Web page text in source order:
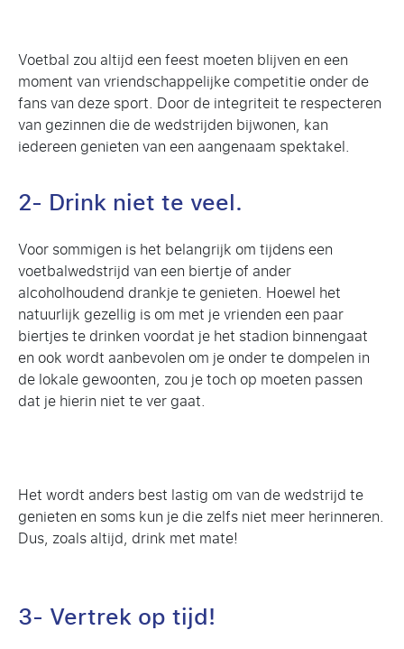
Voetbal zou altijd een feest moeten blijven en een
moment van vriendschappelijke competitie onder de
fans van deze sport. Door de integriteit te respecteren
van gezinnen die de wedstrijden bijwonen, kan
iedereen genieten van een aangenaam spektakel.
2- Drink niet te veel.
Voor sommigen is het belangrijk om tijdens een
voetbalwedstrijd van een biertje of ander
alcoholhoudend drankje te genieten. Hoewel het
natuurlijk gezellig is om met je vrienden een paar
biertjes te drinken voordat je het stadion binnengaat
en ook wordt aanbevolen om je onder te dompelen in
de lokale gewoonten, zou je toch op moeten passen
dat je hierin niet te ver gaat.
Het wordt anders best lastig om van de wedstrijd te
genieten en soms kun je die zelfs niet meer herinneren.
Dus, zoals altijd, drink met mate!
3- Vertrek op tijd!